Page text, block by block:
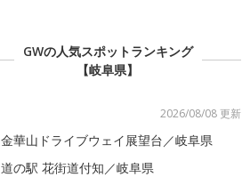
GWの人気スポットランキング
【岐阜県】
2026/08/08 更新
金華山ドライブウェイ展望台／岐阜県
道の駅 花街道付知／岐阜県